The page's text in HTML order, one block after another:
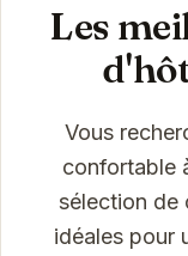
Les
Vous
confortable
sélection de
idéales pour